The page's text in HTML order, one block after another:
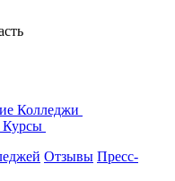
Колледжи
Курсы
Отзывы Пресс-